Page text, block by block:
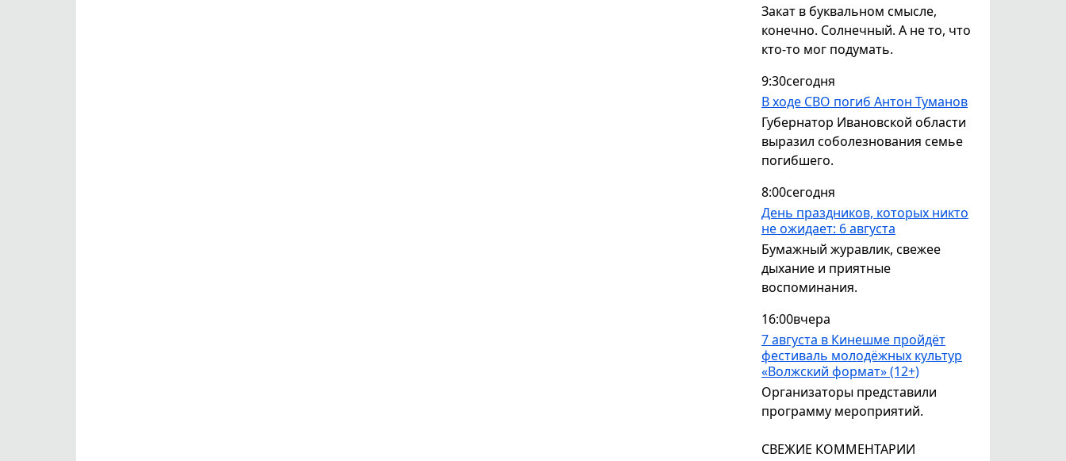
Закат в буквальном смысле,
конечно. Солнечный. А не то, что
кто-то мог подумать.
9:30сегодня
В ходе СВО погиб Антон Туманов
Губернатор Ивановской области
выразил соболезнования семье
погибшего.
8:00сегодня
День праздников, которых никто
не ожидает: 6 августа
Бумажный журавлик, свежее
дыхание и приятные
воспоминания.
16:00вчера
7 августа в Кинешме пройдёт
фестиваль молодёжных культур
«Волжский формат» (12+)
Организаторы представили
программу мероприятий.
СВЕЖИЕ КОММЕНТАРИИ